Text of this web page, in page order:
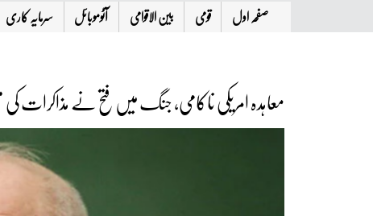
صفحہ اول قومی بین الاقوامی آٹوموبائل سرمایہ کاری
معاہدہ امریکی ناکامی، جنگ میں فتح نے مذاکرات کی